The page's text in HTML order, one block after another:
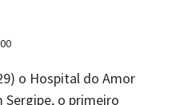
o Hospital do Amor
o primeiro